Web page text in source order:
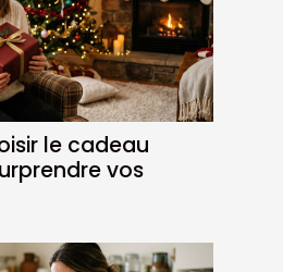
le cadeau
vos